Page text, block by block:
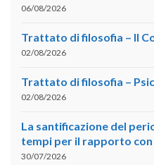
06/08/2026
Trattato di filosofia – II
02/08/2026
Trattato di filosofia –
02/08/2026
La santificazione del
tempi per il rapporto con
30/07/2026